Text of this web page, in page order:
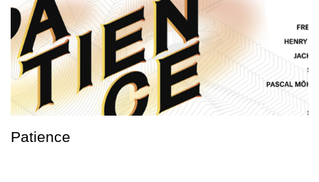
Patience